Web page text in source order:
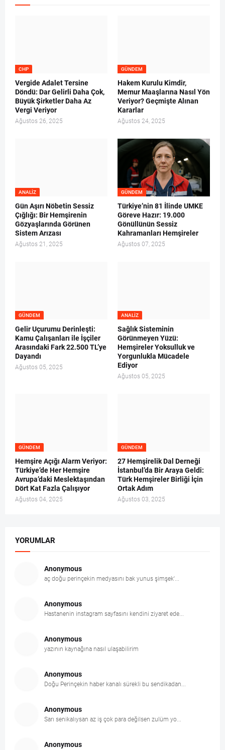
CHP
Vergide Adalet Tersine
Döndü: Dar Gelirli Daha Çok,
Büyük Şirketler Daha Az
Vergi Veriyor
Ağustos 26, 2025
GÜNDEM
Hakem Kurulu Kimdir,
Memur Maaşlarına Nasıl Yön
Veriyor? Geçmişte Alınan
Kararlar
Ağustos 24, 2025
ANALIZ
Gün Aşırı Nöbetin Sessiz
Çığlığı: Bir Hemşirenin
Gözyaşlarında Görünen
Sistem Arızası
Ağustos 21, 2025
GÜNDEM
Türkiye’nin 81 İlinde UMKE
Göreve Hazır: 19.000
Gönüllünün Sessiz
Kahramanları Hemşireler
Ağustos 07, 2025
GÜNDEM
Gelir Uçurumu Derinleşti:
Kamu Çalışanları ile İşçiler
Arasındaki Fark 22.500 TL’ye
Dayandı
Ağustos 05, 2025
ANALIZ
Sağlık Sisteminin
Görünmeyen Yüzü:
Hemşireler Yoksulluk ve
Yorgunlukla Mücadele
Ediyor
Ağustos 05, 2025
GÜNDEM
Hemşire Açığı Alarm Veriyor:
Türkiye’de Her Hemşire
Avrupa’daki Meslektaşından
Dört Kat Fazla Çalışıyor
Ağustos 04, 2025
GÜNDEM
27 Hemşirelik Dal Derneği
İstanbul’da Bir Araya Geldi:
Türk Hemşireler Birliği İçin
Ortak Adım
Ağustos 03, 2025
YORUMLAR
Anonymous
aç doğu perinçekin medyasını bak yunus şimşek'...
Anonymous
Hastanenin instagram sayfasını kendini ziyaret ede...
Anonymous
yazının kaynağına nasıl ulaşabilirim
Anonymous
Doğu Perinçekin haber kanalı sürekli bu sendikadan...
Anonymous
Sarı senikalıysan az iş çok para değilsen zulüm yo...
Anonymous